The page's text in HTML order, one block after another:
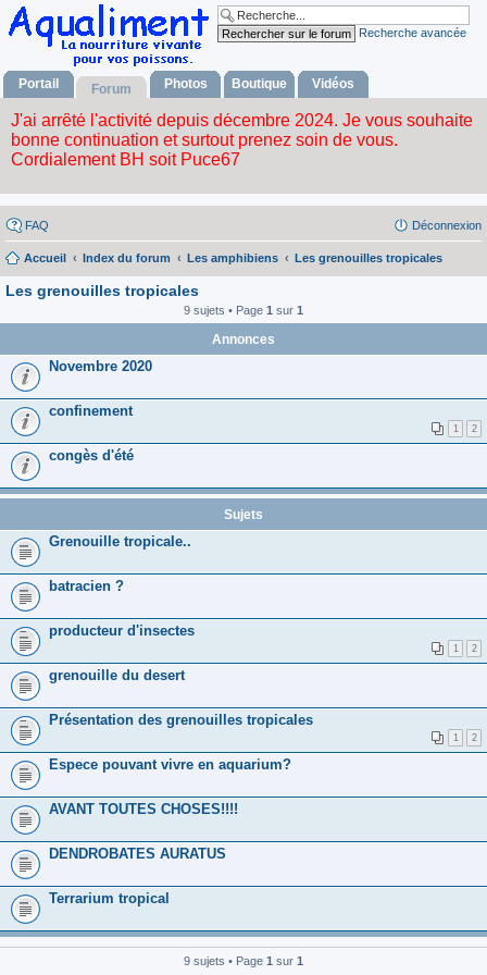
Recherche avancée
Portail Forum Photos Boutique Vidéos
FAQ Déconnexion
Accueil Index du forum Les amphibiens Les grenouilles tropicales
Les grenouilles tropicales
9 sujets • Page 1 sur 1
Annonces
Novembre 2020
confinement
1 2
congès d'été
Sujets
Grenouille tropicale..
batracien ?
producteur d'insectes
1 2
grenouille du desert
Présentation des grenouilles tropicales
1 2
Espece pouvant vivre en aquarium?
AVANT TOUTES CHOSES!!!!
DENDROBATES AURATUS
Terrarium tropical
9 sujets • Page 1 sur 1